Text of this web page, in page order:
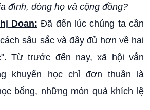
đình, dòng họ và cộng đồng?
Doan: Đã đến lúc chúng ta cần
sâu sắc và đầy đủ hơn về hai
Từ trước đến nay, xã hội vẫn
khuyến học chỉ đơn thuần là
bổng, những món quà khích lệ